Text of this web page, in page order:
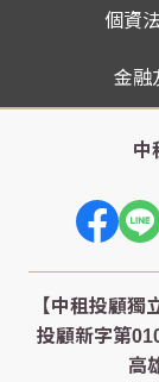
個資
金融
中